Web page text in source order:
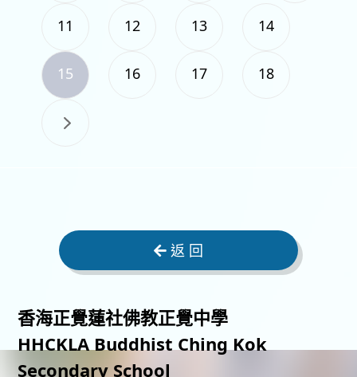
11 12 13 14
15 16 17 18
返 回
香海正覺蓮社佛教正覺中學
HHCKLA Buddhist Ching Kok
Secondary School